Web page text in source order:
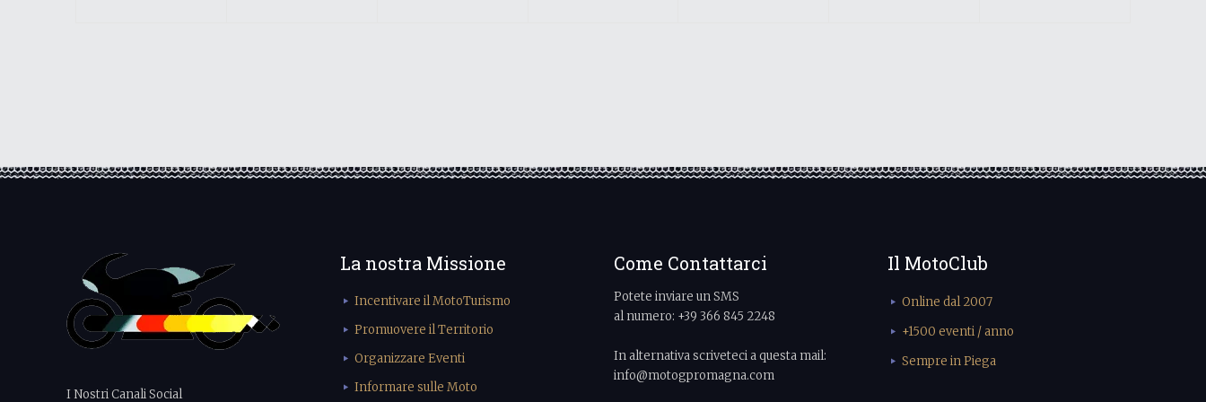
I Nostri Canali Social
La nostra Missione
Incentivare il MotoTurismo
Promuovere il Territorio
Organizzare Eventi
Informare sulle Moto
Come Contattarci
Potete inviare un SMS
al numero: +39 366 845 2248
In alternativa scriveteci a questa mail:
info@motogpromagna.com
Il MotoClub
Online dal 2007
+1500 eventi / anno
Sempre in Piega